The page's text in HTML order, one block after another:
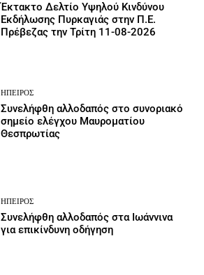
Έκτακτο Δελτίο Υψηλού Κινδύνου
Εκδήλωσης Πυρκαγιάς στην Π.Ε.
Πρέβεζας την Τρίτη 11-08-2026
ΉΠΕΙΡΟΣ
Συνελήφθη αλλοδαπός στο συνοριακό
σημείο ελέγχου Μαυροματίου
Θεσπρωτίας
ΉΠΕΙΡΟΣ
Συνελήφθη αλλοδαπός στα Ιωάννινα
για επικίνδυνη οδήγηση